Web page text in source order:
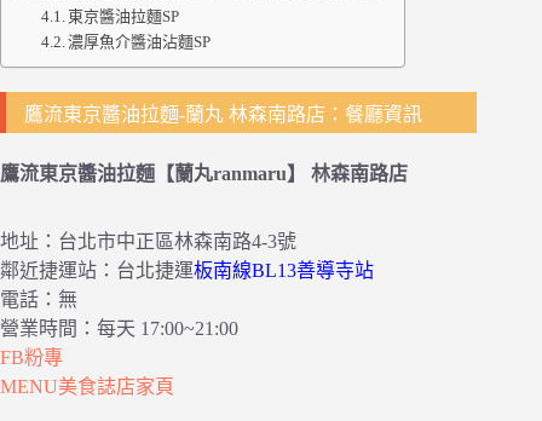
東京醬油拉麵SP
濃厚魚介醬油沾麵SP
鷹流東京醬油拉麵-蘭丸 林森南路店：餐廳資訊
鷹流東京醬油拉麵【蘭丸ranmaru】 林森南路店
地址：台北市中正區林森南路4-3號
鄰近捷運站：台北捷運板南線BL13善導寺站
電話：無
營業時間：每天 17:00~21:00
FB粉專
MENU美食誌店家頁